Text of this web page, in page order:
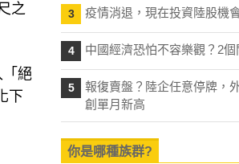
之
「絕
下
3 疫情消退，現在投資陸股機
4 中國經濟恐怕不容樂觀？2
5
報復賣盤？陸企任意停牌，
創單月新高
你是哪種族群?